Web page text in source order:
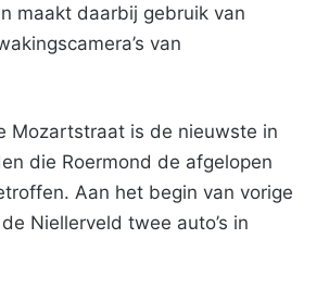
maakt daarbij gebruik van
van
Mozartstraat is de nieuwste in
die Roermond de afgelopen
Aan het begin van vorige
Niellerveld twee auto’s in